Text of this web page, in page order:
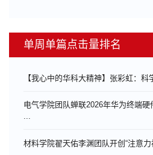
单周单篇点击量排名
【我心中的华科大精神】张彩虹：
电气学院团队蝉联2026年华为终端
...
材料学院翟天佑李渊团队开创“注意